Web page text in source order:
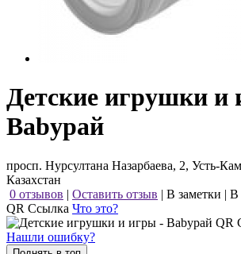
Детские игрушки и
Babyрай
просп. Нурсултана Назарбаева, 2, Усть-
Казахстан
0 отзывов | Оставить отзыв | В заметки | В
QR Ссылка Что это?
Нашли ошибку?